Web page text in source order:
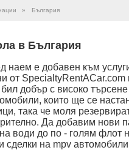
» България
в България
наем е добавен към
от SpecialtyRentACar.com
добър с високо
които ще се
така че моля
Да добавим нови
води до по - голям флот
сделки на mpv